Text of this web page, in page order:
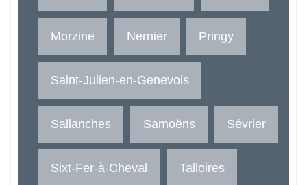
Morzine Nernier Pringy
Saint-Julien-en-Genevois
Sallanches Samoëns Sévrier
Sixt-Fer-à-Cheval Talloires